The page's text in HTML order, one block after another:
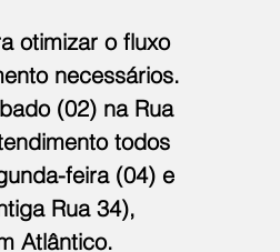
otimizar o fluxo
necessários.
(02) na Rua
todos
feira (04) e
Rua 34),
Atlântico.